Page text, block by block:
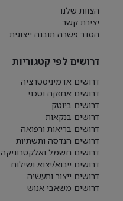
הצוות שלנו
יצירת קשר
הסדר פשרה תובנה ייצוגית
דרושים לפי קטגוריות
דרושים אדמיניסטרציה
דרושים אחזקה וטכני
דרושים ביוטק
דרושים בנקאות
דרושים בריאות ורפואה
דרושים הנדסה ותשתיות
דרושים חשמל ואלקטרוניקה
דרושים ייבוא/יצוא ושילוח
דרושים ייצור ותעשיה
דרושים משאבי אנוש